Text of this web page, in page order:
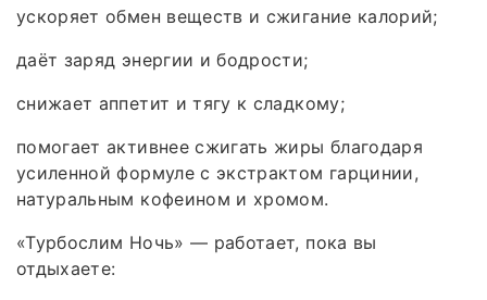
ускоряет обмен веществ и сжигание калорий;
даёт заряд энергии и бодрости;
снижает аппетит и тягу к сладкому;
помогает активнее сжигать жиры благодаря
усиленной формуле с экстрактом гарцинии,
натуральным кофеином и хромом.
«Турбослим Ночь» — работает, пока вы
отдыхаете: